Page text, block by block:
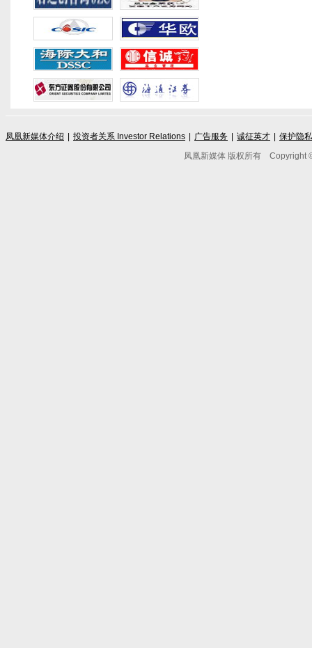
凤凰新媒体介绍 投资者关系 Investor Relations 广告服务 诚征英才
保护隐
凤凰新媒体 版权所有 Copyright